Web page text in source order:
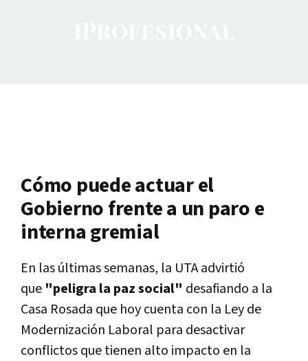
Cómo puede actuar el
Gobierno frente a un paro e
interna gremial
En las últimas semanas, la UTA advirtió
que "peligra la paz social" desafiando a la
Casa Rosada que hoy cuenta con la Ley de
Modernización Laboral para desactivar
conflictos que tienen alto impacto en la